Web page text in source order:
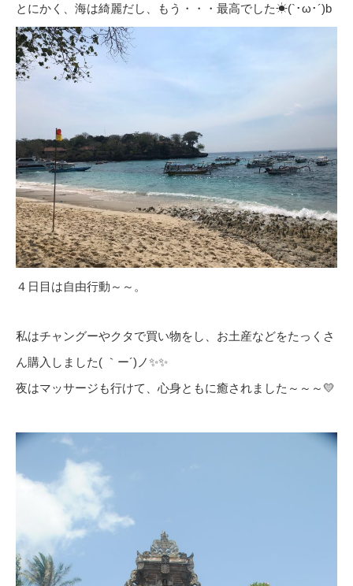
とにかく、海は綺麗だし、もう・・・最高でした☀(`･ω･´)b
４日目は自由行動～～。
私はチャングーやクタで買い物をし、お土産などをたっくさ
ん購入しました( ｀ー´)ノ✨✨
夜はマッサージも行けて、心身ともに癒されました～～～💛